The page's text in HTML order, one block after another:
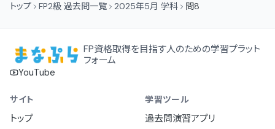
トップ FP2級 過去問一覧 2025年5月 学科 問8
FP資格取得を目指す人のための学習プラット
フォーム
YouTube
サイト
トップ
学習ツール
過去問演習アプリ